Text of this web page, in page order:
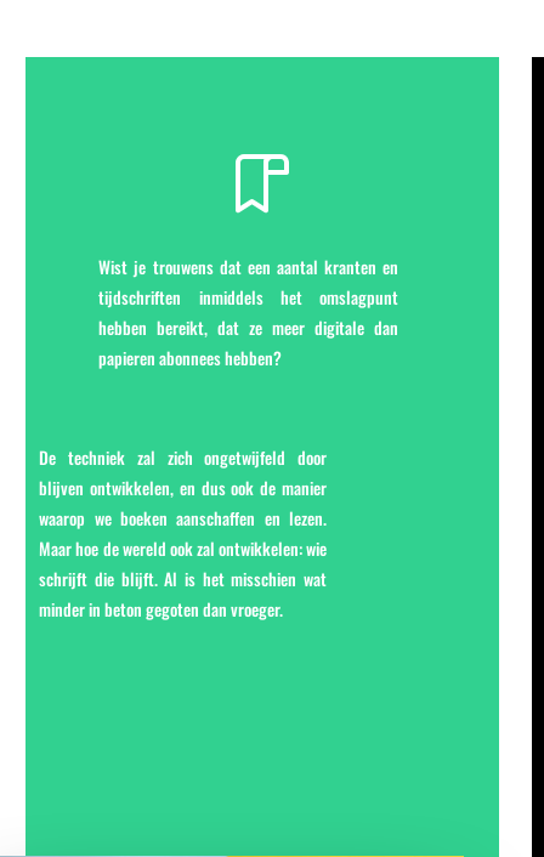
Wist je trouwens dat een aantal kranten en
tijdschriften inmiddels het omslagpunt
hebben bereikt, dat ze meer digitale dan
papieren abonnees hebben?
De techniek zal zich ongetwijfeld door
blijven ontwikkelen, en dus ook de manier
waarop we boeken aanschaffen en lezen.
Maar hoe de wereld ook zal ontwikkelen: wie
schrijft die blijft. Al is het misschien wat
minder in beton gegoten dan vroeger.